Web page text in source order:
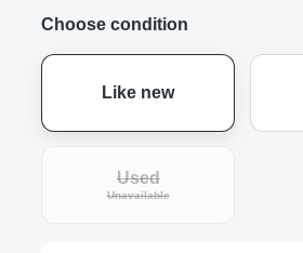
Choose condition
Like new
Used
Unavailable